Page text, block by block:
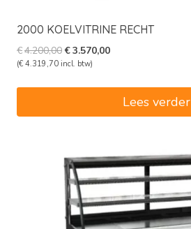
2000 KOELVITRINE RECHT
€4.200,00Oorspronkelijke
prijs
€3.570,00Huidige
(€ 4.319,70 incl. btw)
Lees verder